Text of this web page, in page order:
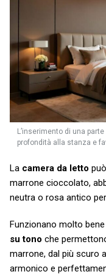
L’inserimento di una
profondità alla stanza e
La camera da letto
marrone cioccolato,
neutra o rosa antico
Funzionano molto
su tono che
marrone, dal più scuro
armonico e